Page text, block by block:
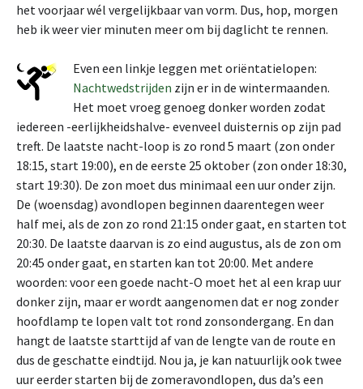
het voorjaar wél vergelijkbaar van vorm. Dus, hop, morgen
heb ik weer vier minuten meer om bij daglicht te rennen.
Even een linkje leggen met oriëntatielopen:
Nachtwedstrijden zijn er in de wintermaanden.
Het moet vroeg genoeg donker worden zodat
iedereen -eerlijkheidshalve- evenveel duisternis op zijn pad
treft. De laatste nacht-loop is zo rond 5 maart (zon onder
18:15, start 19:00), en de eerste 25 oktober (zon onder 18:30,
start 19:30). De zon moet dus minimaal een uur onder zijn.
De (woensdag) avondlopen beginnen daarentegen weer
half mei, als de zon zo rond 21:15 onder gaat, en starten tot
20:30. De laatste daarvan is zo eind augustus, als de zon om
20:45 onder gaat, en starten kan tot 20:00. Met andere
woorden: voor een goede nacht-O moet het al een krap uur
donker zijn, maar er wordt aangenomen dat er nog zonder
hoofdlamp te lopen valt tot rond zonsondergang. En dan
hangt de laatste starttijd af van de lengte van de route en
dus de geschatte eindtijd. Nou ja, je kan natuurlijk ook twee
uur eerder starten bij de zomeravondlopen, dus da’s een